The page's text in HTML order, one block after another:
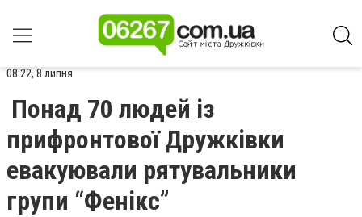
08:22, 8 липня
Понад 70 людей із
прифронтової Дружківки
евакуювали рятувальники
групи “Фенікс”